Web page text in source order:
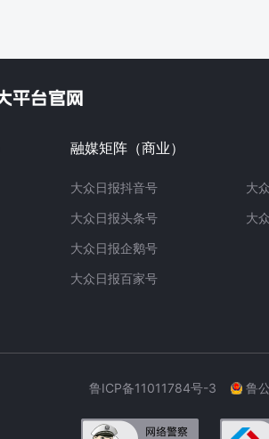
融媒矩阵（商业）
大众日报抖音号
大众日报头条号
大众日报企鹅号
大众日报百家号
大
大
鲁ICP备11011784号-3 鲁